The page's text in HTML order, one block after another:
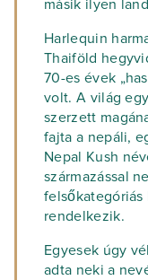
másik ilyen
Harlequin
Thaiföld
70-es évek
volt. A világ
szerzett
fajta a nepáli,
Nepal Kush
származással
rendelkezik.
Egyesek úgy
adta neki a